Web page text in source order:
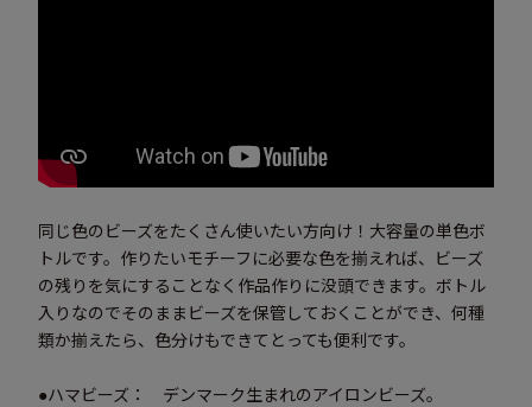
同じ色のビーズをたくさん使いたい方向け！大容量の単色ボ
トルです。作りたいモチーフに必要な色を揃えれば、ビーズ
の残りを気にすることなく作品作りに没頭できます。ボトル
入りなのでそのままビーズを保管しておくことができ、何種
類か揃えたら、色分けもできてとっても便利です。
●ハマビーズ： デンマーク生まれのアイロンビーズ。